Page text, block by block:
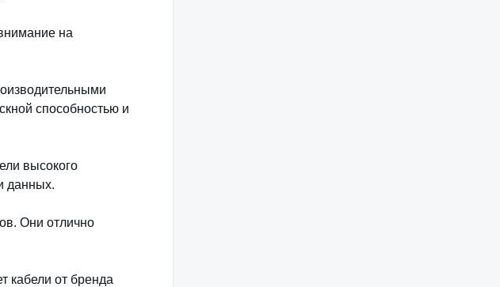
на
способностью и
высокого
данных.
Они отлично
кабели от бренда